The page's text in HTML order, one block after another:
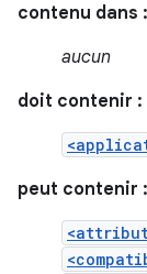
contenu dans :
aucun
doit contenir :
peut contenir :